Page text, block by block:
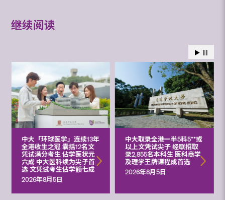
继续阅读
中大「环球医学」连续13年
全港收生之冠 囊括12名文
凭试满分考生 佔学医状元
六成 中大医科续为尖子首
选 文凭试考生佔学额七成
2026年8月5日
中大取录全港一半5科5**或
以上文凭试尖子 经联招取
录2,855名本科生 医科商学
及理学王牌课程成首选
2026年8月5日